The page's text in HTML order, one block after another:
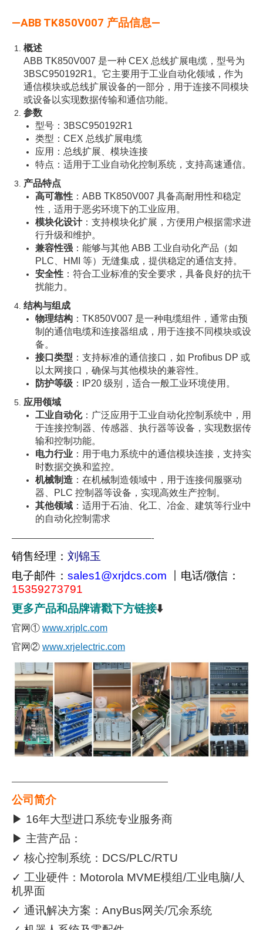
—ABB TK850V007 产品信息—
概述
ABB TK850V007 是一种 CEX 总线扩展电缆，型号为
3BSC950192R1。它主要用于工业自动化领域，作为
通信模块或总线扩展设备的一部分，用于连接不同模块
或设备以实现数据传输和通信功能。
参数
型号：3BSC950192R1
类型：CEX 总线扩展电缆
应用：总线扩展、模块连接
特点：适用于工业自动化控制系统，支持高速通信。
产品特点
高可靠性 ：ABB TK850V007 具备高耐用性和稳定
性，适用于恶劣环境下的工业应用。
模块化设计：支持模块化扩展，方便用户根据需求进
行升级和维护。
兼容性强 ：能够与其他 ABB 工业自动化产品（如
PLC、HMI 等）无缝集成，提供稳定的通信支持。
安全性 ：符合工业标准的安全要求，具备良好的抗干
扰能力。
结构与组成
物理结构 ：TK850V007 是一种电缆组件，通常由预
制的通信电缆和连接器组成，用于连接不同模块或设
备。
接口类型 ：支持标准的通信接口，如 Profibus DP 或
以太网接口，确保与其他模块的兼容性。
防护等级 ：IP20 级别，适合一般工业环境使用。
应用领域
工业自动化：广泛应用于工业自动化控制系统中，用
于连接控制器、传感器、执行器等设备，实现数据传
输和控制功能。
电力行业 ：用于电力系统中的通信模块连接，支持实
时数据交换和监控。
机械制造 ：在机械制造领域中，用于连接伺服驱动
器、PLC 控制器等设备，实现高效生产控制。
其他领域 ：适用于石油、化工、冶金、建筑等行业中
的自动化控制需求
—————————————————-
销售经理： 刘锦玉
电子邮件： sales1@xrjdcs.com
电话/微信：
15359273791
更多产品和品牌请戳下方链接⬇️
官网① www.xrjplc.com
官网② www.xrjelectric.com
———————————————————
公司简介
▶ 16年大型进口系统专业服务商
▶ 主营产品：
✓ 核心控制系统：DCS/PLC/RTU
✓ 工业硬件：Motorola MVME模组/工业电脑/人
机界面
✓ 通讯解决方案：AnyBus网关/冗余系统